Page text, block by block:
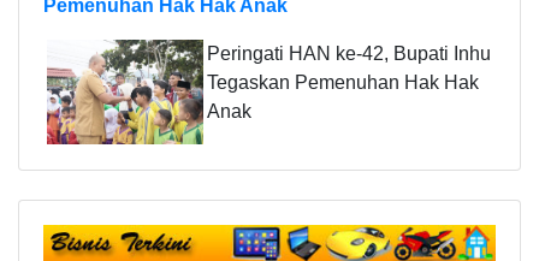
Pemenuhan Hak Hak Anak
Peringati HAN ke-42, Bupati Inhu
Tegaskan Pemenuhan Hak Hak
Anak